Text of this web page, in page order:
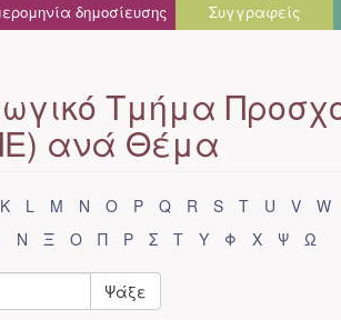
δημοσίευσης Συγγραφείς
Τμήμα
ανά Θέμα
K L M N O P Q R S T U V W
Ν Ξ Ο Π Ρ Σ Τ Υ Φ Χ Ψ Ω
Ψάξε